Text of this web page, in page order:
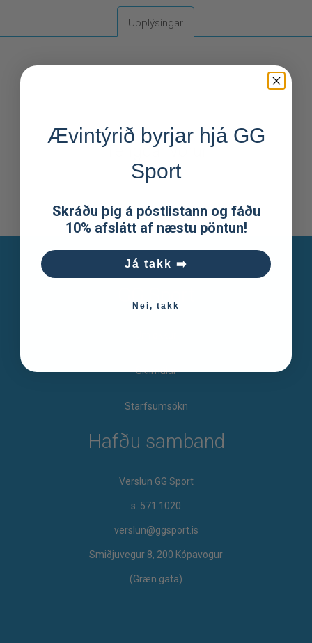
Upplýsingar
Tengdar vörur
Skilmálar
Starfsumsókn
Hafðu samband
Verslun GG Sport
s. 571 1020
verslun@ggsport.is
Smiðjuvegur 8, 200 Kópavogur
(Græn gata)
Ævintýrið byrjar hjá GG
Sport
Skráðu þig á póstlistann og fáðu
10% afslátt af næstu pöntun!
Já takk ➡️
Nei, takk